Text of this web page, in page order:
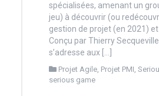
spécialisées, amenant un
jeu) à découvrir (ou
gestion de projet (en 2021)
Conçu par Thierry
s’adresse aux […]
Projet Agile, Projet PMI,
serious game